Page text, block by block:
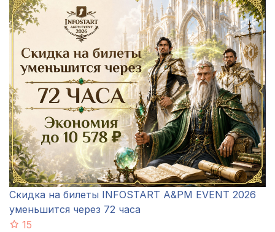
Скидка на билеты INFOSTART A&PM EVENT 2026
уменьшится через 72 часа
15